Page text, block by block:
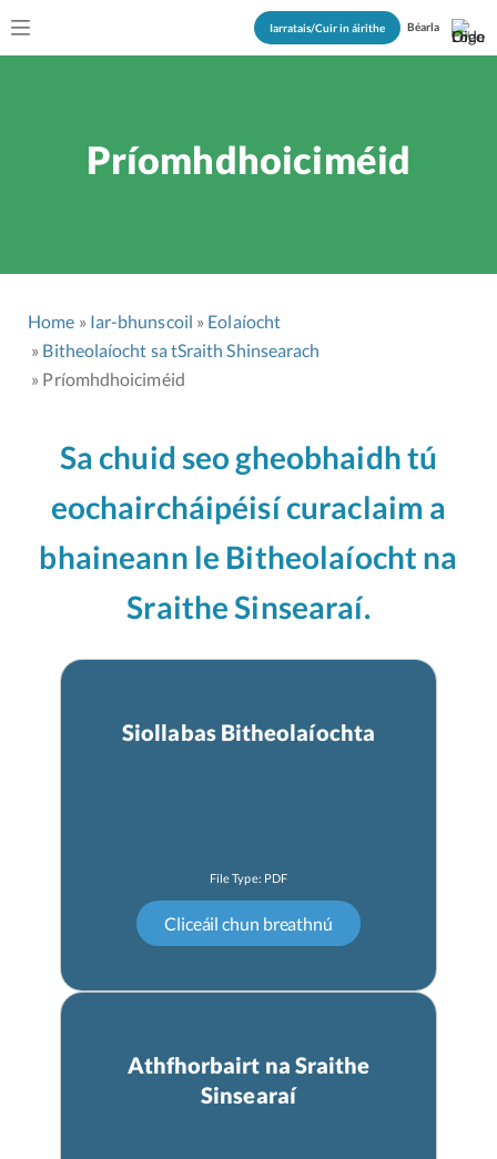
Iarratais/Cuir in áirithe Béarla
Príomhdhoiciméid
Home Iar-bhunscoil
Eolaíocht
Bitheolaíocht sa tSraith Shinsearach
Príomhdhoiciméid
Sa chuid seo gheobhaidh tú
eochaircháipéisí curaclaim a
bhaineann le Bitheolaíocht na
Sraithe Sinsearaí.
Siollabas Bitheolaíochta
Athfhorbairt na Sraithe
Sinsearaí